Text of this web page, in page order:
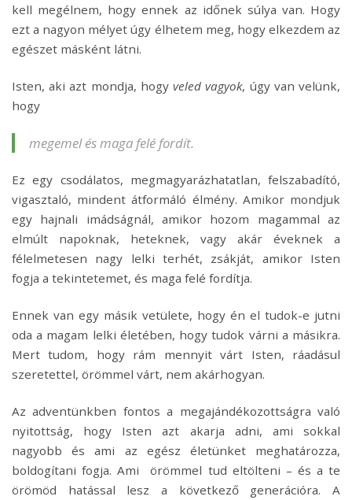
kell megélnem, hogy ennek az időnek súlya van. Hogy
ezt a nagyon mélyet úgy élhetem meg, hogy elkezdem az
egészet másként látni.
Isten, aki azt mondja, hogyveled vagyok, úgy van velünk,
hogy
megemel és maga felé fordít.
Ez egy csodálatos, megmagyarázhatatlan, felszabadító,
vigasztaló, mindent átformáló élmény. Amikor mondjuk
egy hajnali imádságnál, amikor hozom magammal az
elmúlt napoknak, heteknek, vagy akár éveknek a
félelmetesen nagy lelki terhét, zsákját, amikor Isten
fogja a tekintetemet, és maga felé fordítja.
Ennek van egy másik vetülete, hogy én el tudok-e jutni
oda a magam lelki életében, hogy tudok várni a másikra.
Mert tudom, hogy rám mennyit várt Isten, ráadásul
szeretettel, örömmel várt, nem akárhogyan.
Az adventünkben fontos a megajándékozottságra való
nyitottság, hogy Isten azt akarja adni, ami sokkal
nagyobb és ami az egész életünket meghatározza,
boldogítani fogja. Ami örömmel tud eltölteni – és a te
örömöd hatással lesz a következő generációra. A